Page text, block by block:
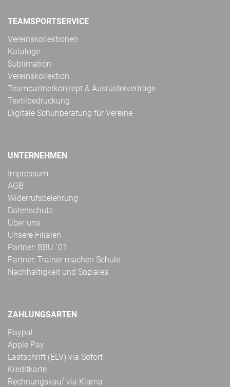
TEAMSPORTSERVICE
Vereinskollektionen
Kataloge
Sublimation
Vereinskollektion
Teampartnerkonzept & Ausrüsterverträge
Textilbedruckung
Digitale Schuhberatung für Vereine
UNTERNEHMEN
Impressum
AGB
Widerrufsbelehrung
Datenschutz
Über uns
Unsere Filialen
Partner: BBU ´01
Partner: Trainer machen Schule
Nachhaltigkeit und Soziales
ZAHLUNGSARTEN
Paypal
Apple Pay
Lastschrift (ELV) via Sofort
Kreditkarte
Rechnungskauf via Klarna